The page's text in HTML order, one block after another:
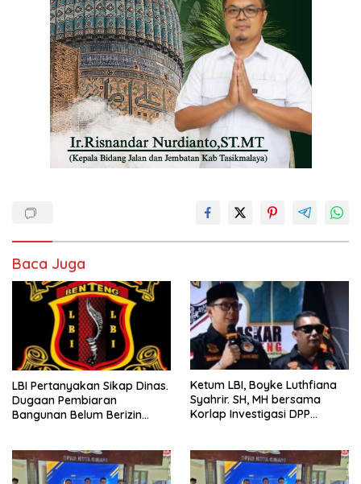
Baca Juga
LBI Pertanyakan Sikap Dinas.
Dugaan Pembiaran
Bangunan Belum Berizin
Ketum LBI, Boyke Luthfiana
Syahrir. SH, MH bersama
Korlap Investigasi DPP
Pembangunan Datatel
Diduga Belum Berizin di